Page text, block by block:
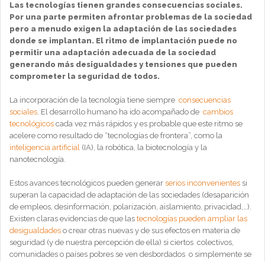
Las tecnologías tienen grandes consecuencias sociales.
Por una parte permiten afrontar problemas de la sociedad
pero a menudo exigen la adaptación de las sociedades
donde se implantan. El ritmo de implantación puede no
permitir una adaptación adecuada de la sociedad
generando más desigualdades y tensiones que pueden
comprometer la seguridad de todos.
La incorporación de la tecnología tiene siempre consecuencias
sociales. El desarrollo humano ha ido acompañado de cambios
tecnológicos cada vez más rápidos y es probable que este ritmo se
acelere como resultado de “tecnologías de frontera”, como la
inteligencia artificial (IA), la robótica, la biotecnología y la
nanotecnología.
Estos avances tecnológicos pueden generar serios inconvenientes si
superan la capacidad de adaptación de las sociedades (desaparición
de empleos, desinformación, polarización, aislamiento, privacidad,…).
Existen claras evidencias de que las tecnologías pueden ampliar las
desigualdades o crear otras nuevas y de sus efectos en materia de
seguridad (y de nuestra percepción de ella) si ciertos colectivos,
comunidades o países pobres se ven desbordados o simplemente se